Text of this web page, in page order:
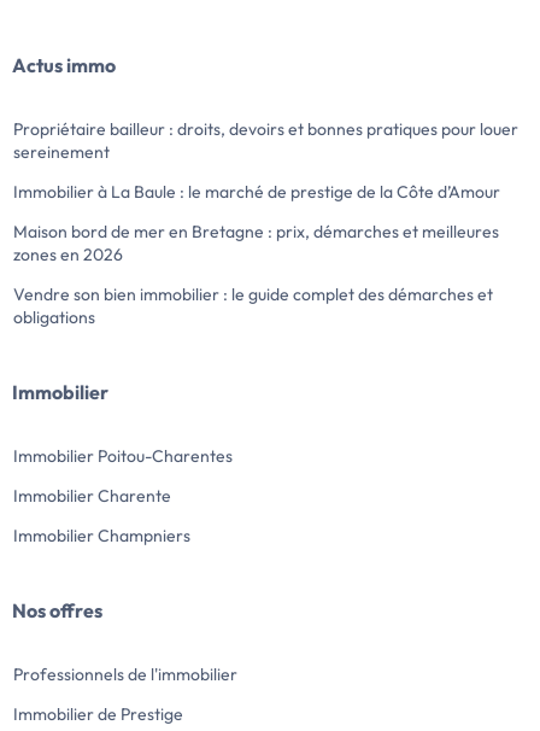
Actus immo
Propriétaire bailleur : droits, devoirs et bonnes pratiques pour louer
sereinement
Immobilier à La Baule : le marché de prestige de la Côte d’Amour
Maison bord de mer en Bretagne : prix, démarches et meilleures
zones en 2026
Vendre son bien immobilier : le guide complet des démarches et
obligations
Immobilier
Immobilier Poitou-Charentes
Immobilier Charente
Immobilier Champniers
Nos offres
Professionnels de l'immobilier
Immobilier de Prestige